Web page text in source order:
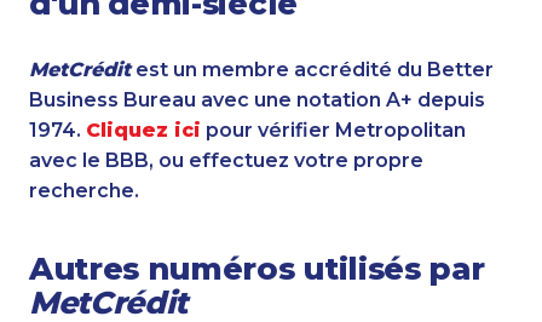
MetCréditest un membre accrédité du Better
Business Bureau avec une notation A+ depuis
1974. Cliquez ici pour vérifier Metropolitan
avec le BBB, ou effectuez votre propre
recherche.
Autres numéros utilisés par
MetCrédit